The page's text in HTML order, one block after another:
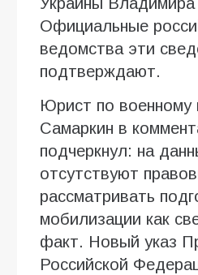
Официальные
ведомства эти
подтверждают.
Юрист по военному
Самаркин в
подчеркнул: на
отсутствуют
рассматривать
мобилизации как
факт. Новый указ
Российской